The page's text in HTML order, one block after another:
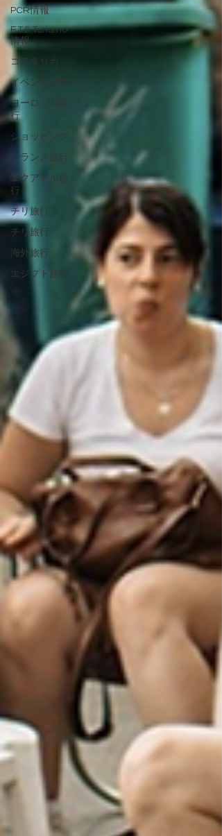
PCR情報
F.T.S.Turismo
情報
コスタリカ
イベント情報
ヨーロッパ旅
行
ショッピング
フランス旅行
エクアドル旅
行
チリ旅行
チリ旅行
海外旅行
エジプト旅行